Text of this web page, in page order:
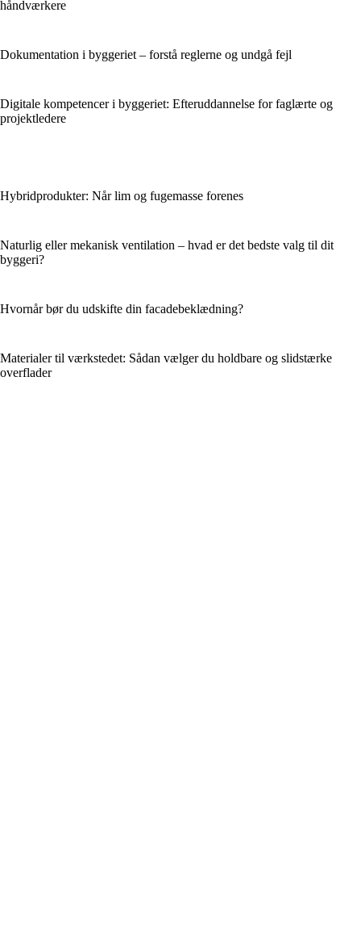
håndværkere
Dokumentation i byggeriet – forstå reglerne og undgå fejl
Digitale kompetencer i byggeriet: Efteruddannelse for faglærte og
projektledere
Hybridprodukter: Når lim og fugemasse forenes
Naturlig eller mekanisk ventilation – hvad er det bedste valg til dit
byggeri?
Hvornår bør du udskifte din facadebeklædning?
Materialer til værkstedet: Sådan vælger du holdbare og slidstærke
overflader